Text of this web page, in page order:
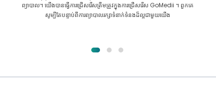
ព្រះគុណរបស់អល់ឡោះហើយបានទាក់ទងពួកគេ។